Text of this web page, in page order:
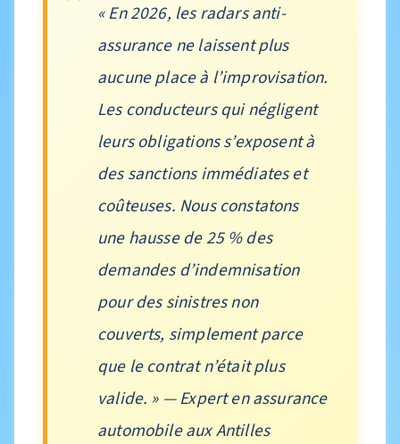
« En 2026, les radars anti-
assurance ne laissent plus
aucune place à l’improvisation.
Les conducteurs qui négligent
leurs obligations s’exposent à
des sanctions immédiates et
coûteuses. Nous constatons
une hausse de 25 % des
demandes d’indemnisation
pour des sinistres non
couverts, simplement parce
que le contrat n’était plus
valide. » — Expert en assurance
automobile aux Antilles